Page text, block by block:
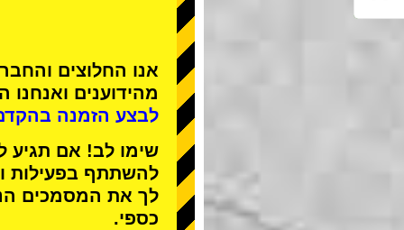
אנו החלוצים ו
מהידוענים ואנחנו
לבצע הזמנה
שימו לב! אם תגיע
להשתתף בפעילות
לך את המסמכים
כספי.